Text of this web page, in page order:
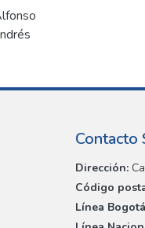
Contacto
Dirección:
Código
Línea